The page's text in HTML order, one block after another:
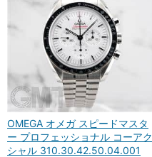
OMEGA オメガ スピードマスタ
ー プロフェッショナル コーアク
シャル 310.30.42.50.04.001